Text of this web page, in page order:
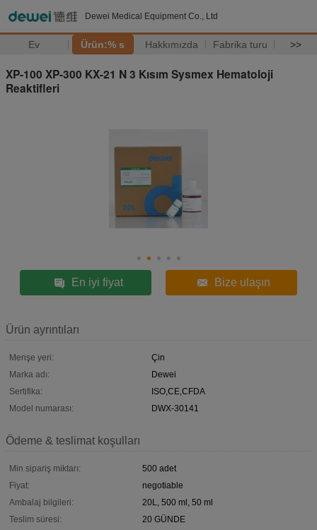
Dewei Medical Equipment Co., Ltd
Ev Ürün:% s Hakkımızda Fabrika turu >>
XP-100 XP-300 KX-21 N 3 Kısım Sysmex Hematoloji
Reaktifleri
En iyi fiyat Bize ulaşın
Ürün ayrıntıları
Menşe yeri:
Çin
Marka adı:
Dewei
Sertifika:
ISO,CE,CFDA
Model numarası:
DWX-30141
Ödeme & teslimat koşulları
Min sipariş miktarı:
500 adet
Fiyat:
negotiable
Ambalaj bilgileri:
20L, 500 ml, 50 ml
Teslim süresi:
20 GÜNDE